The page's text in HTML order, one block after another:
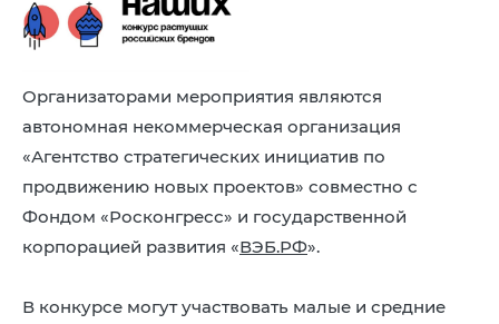
Версия для слабовидящих
Организаторами мероприятия являются
автономная некоммерческая организация
«Агентство стратегических инициатив по
продвижению новых проектов» совместно с
Фондом «Росконгресс» и государственной
корпорацией развития «ВЭБ.РФ».
В конкурсе могут участвовать малые и средние